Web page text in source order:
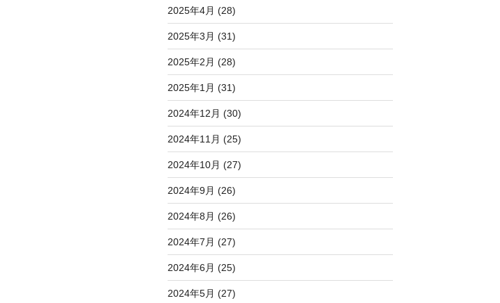
2025年4月 (28)
2025年3月 (31)
2025年2月 (28)
2025年1月 (31)
2024年12月 (30)
2024年11月 (25)
2024年10月 (27)
2024年9月 (26)
2024年8月 (26)
2024年7月 (27)
2024年6月 (25)
2024年5月 (27)